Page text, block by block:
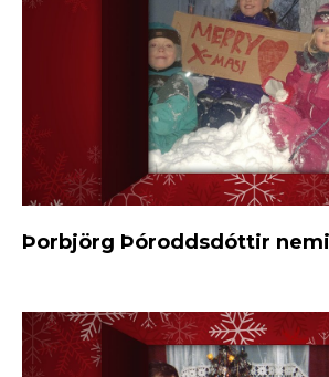
Þorbjörg Þóroddsdóttir